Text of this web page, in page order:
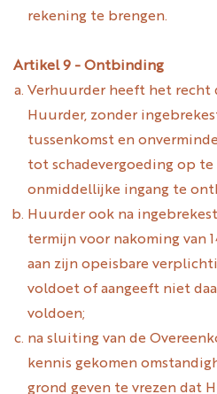
rekening te brengen.
Artikel 9 - Ontbinding
Verhuurder heeft het recht
Huurder, zonder
tussenkomst en
tot schadevergoeding op
onmiddellijke ingang te
Huurder ook na
termijn voor nakoming van
aan zijn opeisbare
voldoet of aangeeft niet
voldoen;
na sluiting van de
kennis gekomen
grond geven te vrezen dat